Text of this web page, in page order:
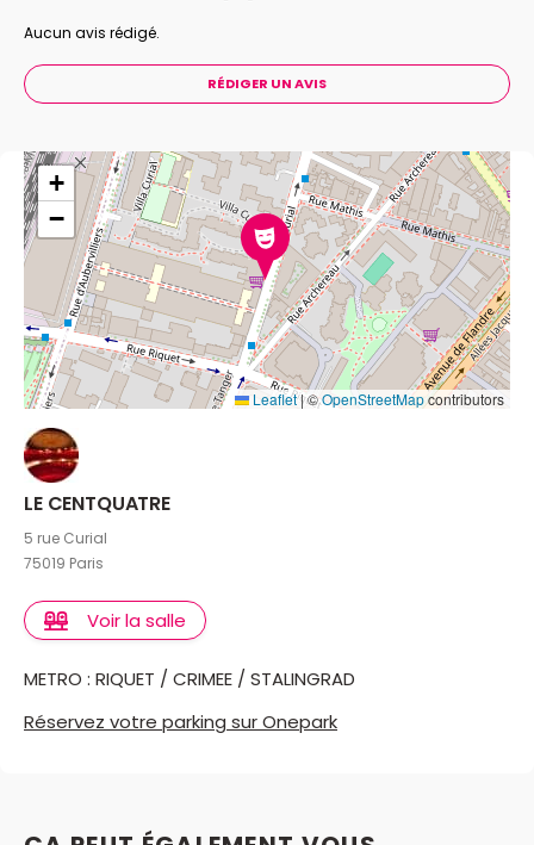
exploser les conventions dans une liberté créatrice
Aucun avis rédigé.
RÉDIGER UN AVIS
+
−
Leaflet|©OpenStreetMapcontributors
LE CENTQUATRE
5 rue Curial
75019 Paris
Voir la salle
METRO : RIQUET / CRIMEE / STALINGRAD
Réservez votre parking sur Onepark